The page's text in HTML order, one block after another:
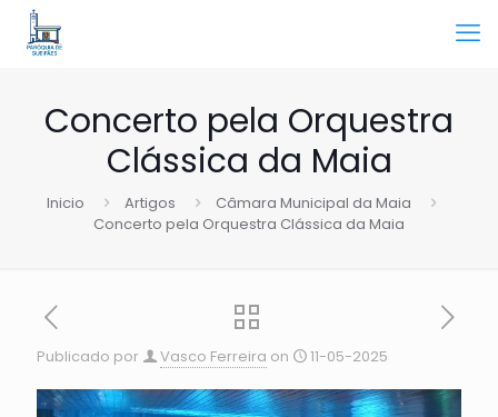
Concerto pela Orquestra
Clássica da Maia
Inicio Artigos
Câmara Municipal da Maia
Concerto pela Orquestra Clássica da Maia
Publicado por Vasco Ferreira on 11-05-2025